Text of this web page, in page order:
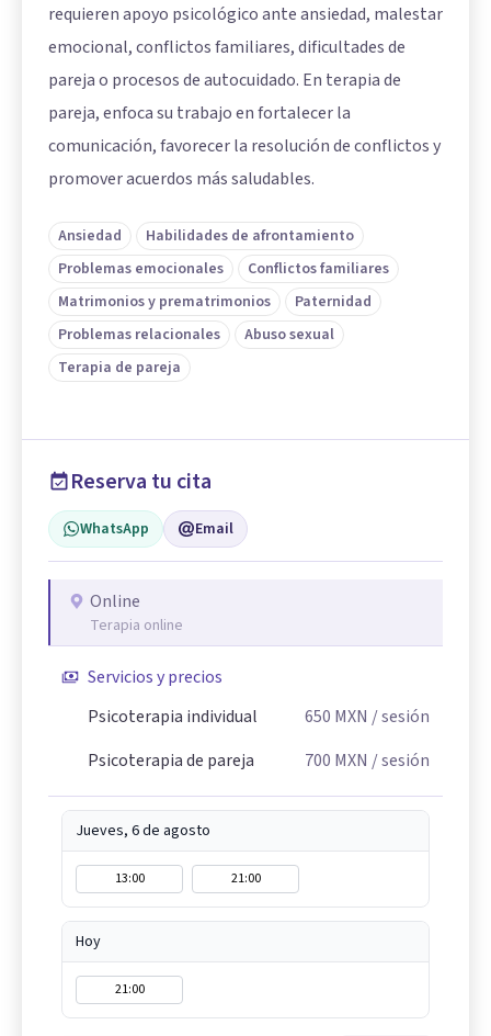
requieren apoyo psicológico ante ansiedad, malestar
emocional, conflictos familiares, dificultades de
pareja o procesos de autocuidado. En terapia de
pareja, enfoca su trabajo en fortalecer la
comunicación, favorecer la resolución de conflictos y
promover acuerdos más saludables.
Ansiedad
Habilidades de afrontamiento
Problemas emocionales
Conflictos familiares
Matrimonios y prematrimonios
Paternidad
Problemas relacionales
Abuso sexual
Terapia de pareja
Reserva tu cita
WhatsApp Email
Online
Terapia online
Servicios y precios
Psicoterapia individual
650 MXN / sesión
Psicoterapia de pareja
700 MXN / sesión
Jueves, 6 de agosto
13:00 21:00
Hoy
21:00